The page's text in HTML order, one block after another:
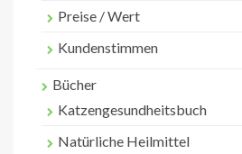
Preise / Wert
Kundenstimmen
Bücher
Katzengesundheitsbuch
Natürliche Heilmittel